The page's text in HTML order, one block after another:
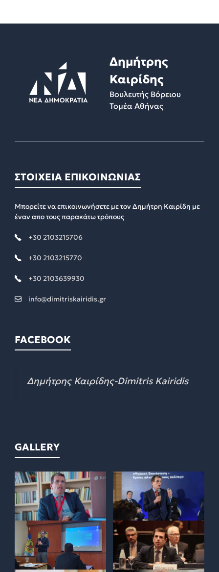
Δημήτρης
Καιρίδης
Βουλευτής Βόρειου
Τομέα Αθήνας
ΣΤΟΙΧΕΙΑ ΕΠΙΚΟΙΝΩΝΙΑΣ
Μπορείτε να επικοινωνήσετε με τον Δημήτρη Καιρίδη με
έναν απο τους παρακάτω τρόπους
+30 2103215706
+30 2103215770
+30 2103639930
info@dimitriskairidis.gr
FACEBOOK
Δημήτρης Καιρίδης-Dimitris Kairidis
GALLERY